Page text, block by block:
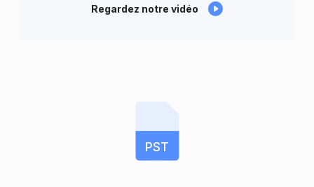
Regardez notre vidéo
PST